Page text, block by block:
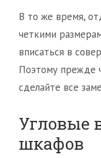
В то же время,
четкими
вписаться в
Поэтому прежде
сделайте все
Угловые
шкафов